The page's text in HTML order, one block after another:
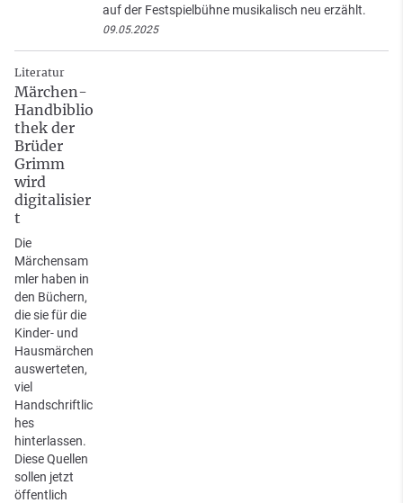
auf der Festspielbühne musikalisch neu erzählt.
09.05.2025
Literatur
Märchen-
Handbiblio
thek der
Brüder
Grimm
wird
digitalisier
t
Die
Märchensam
mler haben in
den Büchern,
die sie für die
Kinder- und
Hausmärchen
auswerteten,
viel
Handschriftlic
hes
hinterlassen.
Diese Quellen
sollen jetzt
öffentlich